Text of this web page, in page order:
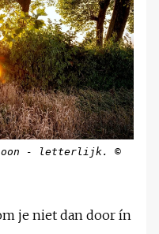
- letterlijk. ©
je niet dan door ín